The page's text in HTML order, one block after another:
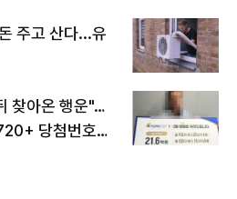
주고 산다...유
찾아온 행운"…
당첨번호조